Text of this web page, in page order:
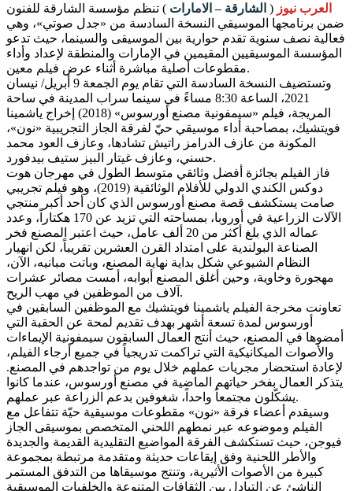
العرب نيوز ( الشارقة – الامارات ) تنظم مؤسسة الشارقة للفنون
ضمن برنامجها الموسيقي النسخة السادسة من «جدل صوتي»، وهي
فعالية نصف سنوية تقدم حوارية بين الموسيقى والسينما، حيث تدعو
المؤسسة الموسيقيين المقيمين في الإمارات والمنطقة لإعداد وأداء
مقطوعات أصلية مباشرة أثناء عرض فيلم معين.
وتستضيف النسخة السادسة التي تقام يوم الجمعة 9 أبريل/ نيسان
2021، الساعة 8:30 مساءً في سينما سراب المدينة في ساحة
المريجة، فيلم «سيمفونية مصنع أورسوس» (2018) إخراج ياشمينا
فويتشيك، بمصاحبة أداء موسيقي حيّ لفرقة الجاز التجريبية «نون»،
المكونة من عازف الدرامز راتيش تشادها، وعازف العود محمد
حسني، وعازف غيتار البيز ستيف بيدفورد.
فاز الفيلم بجائزة أفضل وثائقي متوسط ​​الطول في مهرجان هوت
دوكس الكندي الدولي للأفلام الوثائقية (2019)، وهو فيلم تجريبي
صامت يستكشف قصة مصنع أورسوس الذي كان أحد أكبر منتجي
الآلات الزراعية في أوروبا، بمساحته التي تزيد عن 170 هكتاراً، وعدد
عماله الذي بلغ أكثر من 20 ألف عامل، حيث اعتبر المصنع فخر
الصناعة البولندية على امتداد القرن العشرين تقريباً، لكن انهيار
النظام الشيوعي شكل بداية نهاية المصنع، وباتت مبانيه، الآن،
مهجورة وخاوية، وحين أغلق المصنع أبوابه، أمست مصائر عشرات
آلاف من الموظفين في مهب الريح.
تعاونت مخرجة الفيلم ياشمينا فويتشيك مع الموظفين السابقين في
أورسوس لمدة تسعة أشهر بهدف تقديم لمحة عن الحقبة التي
أمضوها في المصنع، حيث أنتج العمال السابقون سيمفونية الإيماءات
والأصوات الميكانيكية التي تراكمت تدريجياً في جميع أرجاء الفيلم،
لإعادة استحضار مجريات عملهم خلال يوم من تواجدهم في المصنع.
يتذكر العمال بفخر حياتهم الماضية في مصنع أورسوس، عندما كانوا
يشكّلون مجتمعاً واحداً، شغوفين بدعم الزراعة عبر عملهم.
وسيقدم أعضاء فرقة «نون» مقطوعات موسيقية حيّة تتفاعل مع
الفيلم وموضوعه عبر نمطهم اللحني المتخصص بموسيقى الجاز
فيوجن، حيث تستكشف الفرقة المواضيع التقليدية القديمة والجديدة
والأطر اللحنية وفق إيقاعات حديثة ومتقدمة مرتبطة بمجموعة
كبيرة من الأصوات الأثيرية، وتنتج موسيقاها من التدفق المستمر
الناشئ عن التبادل بين الثقافات المتنوعة والخلفيات الموسيقية